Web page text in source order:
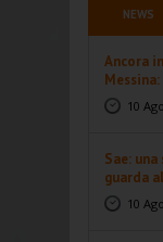
NEWS
Ancora
Messina:
10
Sae:
guarda
10